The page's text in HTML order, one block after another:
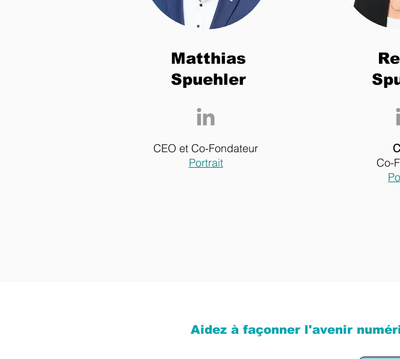
Matthias
Spuehler
CEO et Co-Fondateur
Portrait
Co-
Aidez à façonner l'avenir